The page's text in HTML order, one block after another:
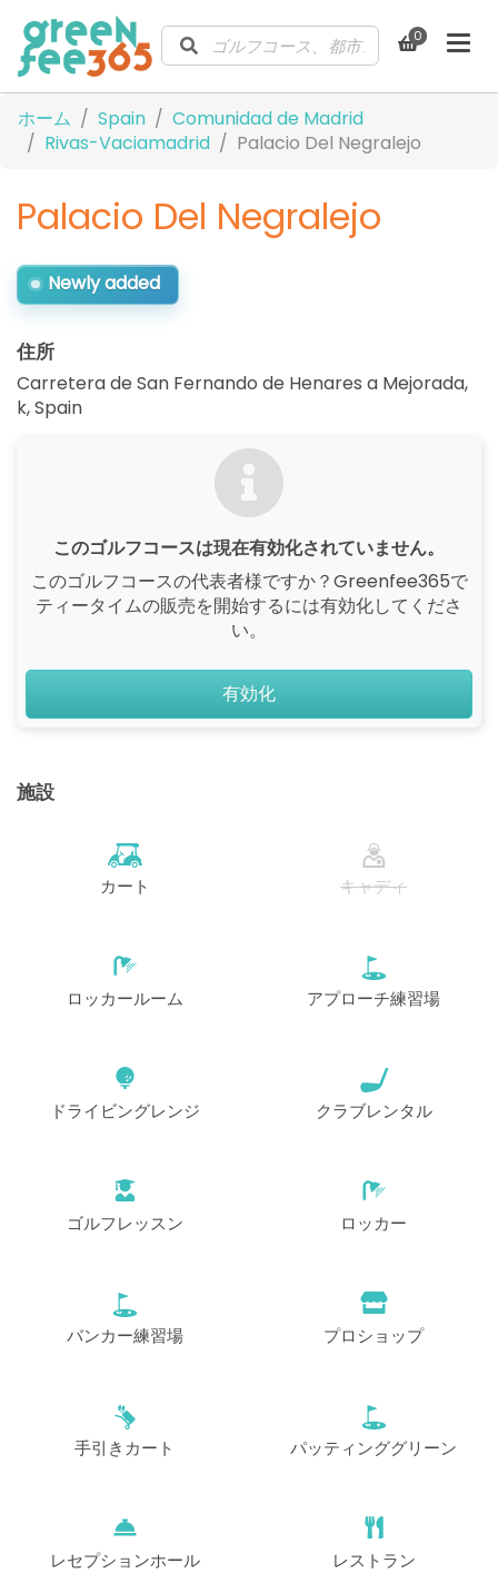
0
ホーム Spain
Comunidad de Madrid
Rivas-Vaciamadrid
Palacio Del Negralejo
Palacio Del Negralejo
Newly added
住所
Carretera de San Fernando de Henares a Mejorada,
k,Spain
このゴルフコースは現在有効化されていません。
このゴルフコースの代表者様ですか？Greenfee365で
ティータイムの販売を開始するには有効化してくださ
い。
有効化
施設
カート キャディ
ロッカールーム アプローチ練習場
ドライビングレンジ クラブレンタル
ゴルフレッスン ロッカー
バンカー練習場 プロショップ
手引きカート パッティンググリーン
レセプションホール レストラン